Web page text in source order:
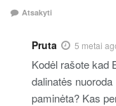
Atsakyti
Pruta 5 metai
Kodėl rašote kad
dalinatės
paminėta? Kas